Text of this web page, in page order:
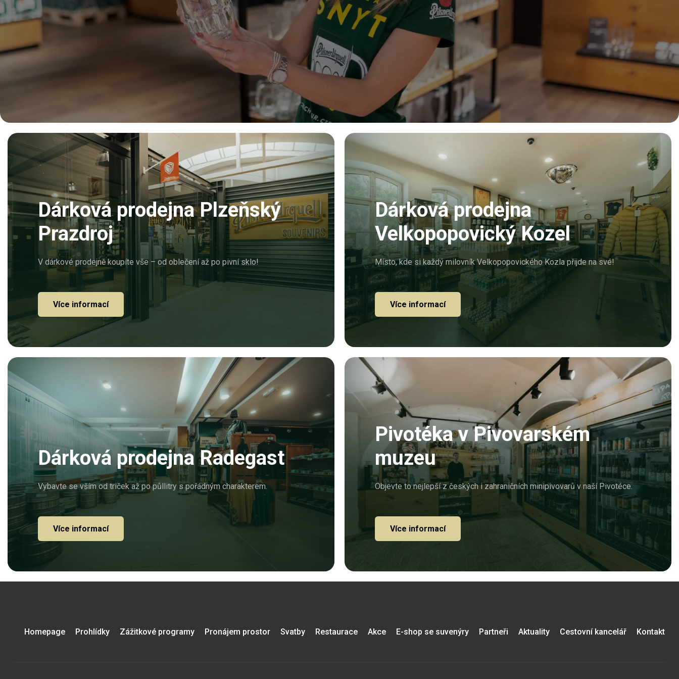
Dárková prodejna Plzeňský
Prazdroj
V dárkové prodejně koupíte vše – od oblečení až po pivní sklo!
Více informací
Dárková prodejna
Velkopopovický Kozel
Místo, kde si každý milovník Velkopopovického Kozla přijde na své!
Více informací
Dárková prodejna Radegast
Vybavte se vším od triček až po půllitry s pořádným charakterem.
Více informací
Pivotéka v Pivovarském
muzeu
Objevte to nejlepší z českých i zahraničních minipivovarů v naší Pivotéce.
Více informací
Homepage Prohlídky Zážitkové programy Pronájem prostor Svatby Restaurace Akce E-shop se suvenýry Partneři Aktuality Cestovní kancelář Kontakt